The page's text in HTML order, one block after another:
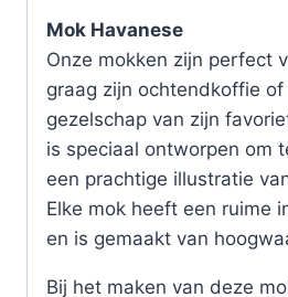
Mok Havanese
Onze mokken zijn perfect
graag zijn ochtendkoffie
gezelschap van zijn
is speciaal ontworpen om
een prachtige illustratie
Elke mok heeft een ruime
en is gemaakt van
Bij het maken van deze